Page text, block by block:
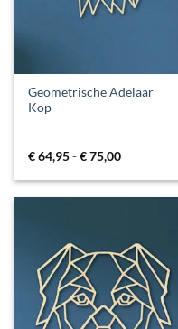
Geometrische Adelaar
Kop
€64,95-€75,00Prijsklasse:
tot